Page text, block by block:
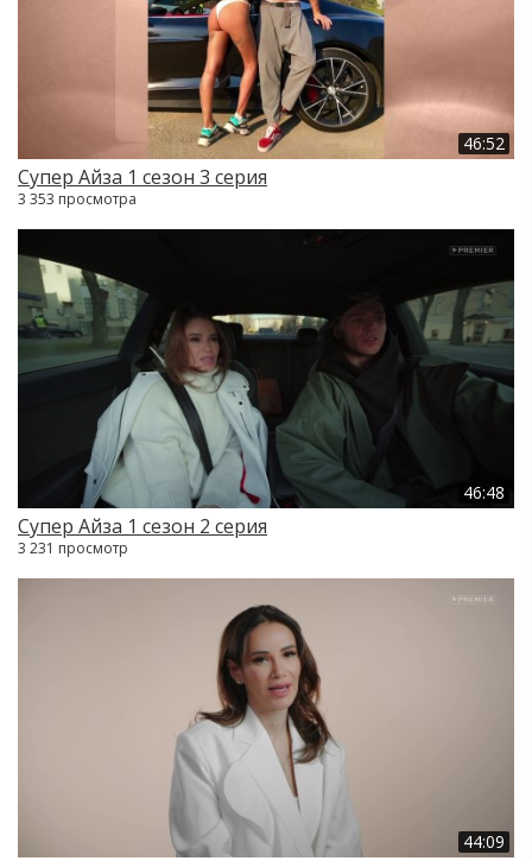
46:52
Супер Айза 1 сезон 3 серия
3 353 просмотра
46:48
Супер Айза 1 сезон 2 серия
3 231 просмотр
44:09